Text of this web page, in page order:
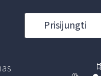
Prisijungti